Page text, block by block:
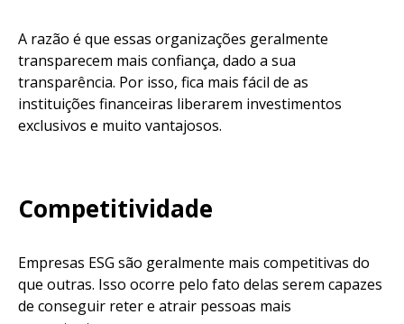
A razão é que essas organizações geralmente
transparecem mais confiança, dado a sua
transparência. Por isso, fica mais fácil de as
instituições financeiras liberarem investimentos
exclusivos e muito vantajosos.
Competitividade
Empresas ESG são geralmente mais competitivas do
que outras. Isso ocorre pelo fato delas serem capazes
de conseguir reter e atrair pessoas mais